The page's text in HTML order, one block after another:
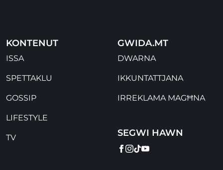
KONTENUT
ISSA
SPETTAKLU
GOSSIP
LIFESTYLE
TV
GWIDA.MT
DWARNA
IKKUNTATTJANA
IRREKLAMA MAGĦNA
SEGWI HAWN
FACEBOOK
INSTAGRAM
TIKTOK
YOUTUBE